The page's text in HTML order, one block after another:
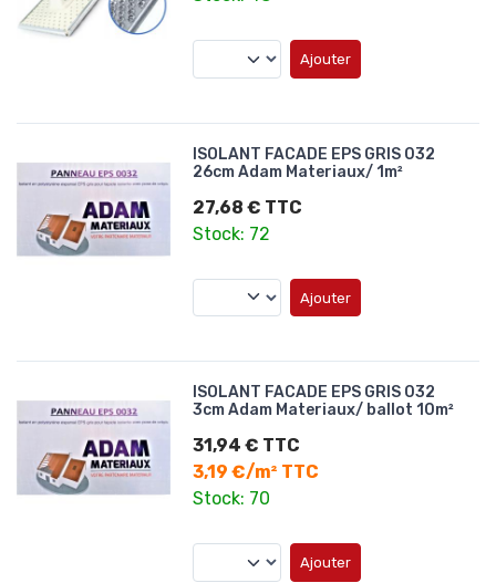
Ajouter
ISOLANT FACADE EPS GRIS 032
26cm Adam Materiaux/ 1m²
27,68 € TTC
Stock: 72
Ajouter
ISOLANT FACADE EPS GRIS 032
3cm Adam Materiaux/ ballot 10m²
31,94 € TTC
3,19 €/m² TTC
Stock: 70
Ajouter